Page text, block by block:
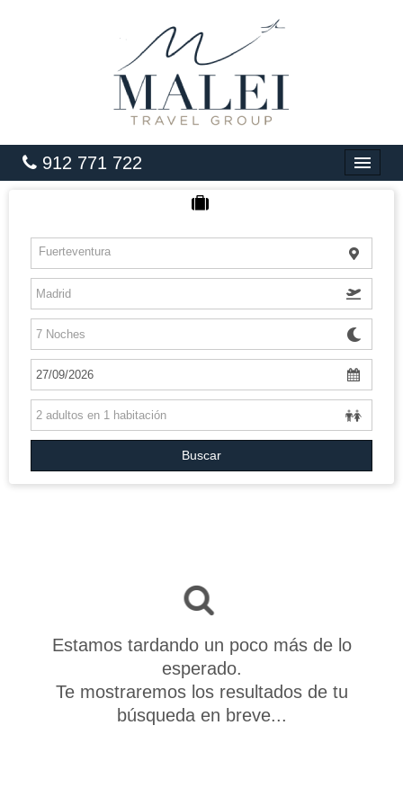
912 771 722
HOTELES
VUELOS
CARIBE
PAQUETES
LUNA DE MIEL
GRANDES VIAJES
GRUPOS
Fuerteventura
Buscar
Estamos tardando un poco más de lo
esperado.
Te mostraremos los resultados de tu
búsqueda en breve...